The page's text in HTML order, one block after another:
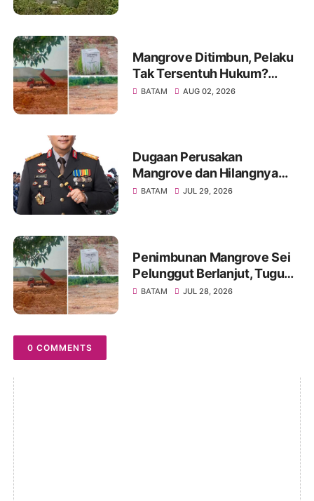
Mangrove Ditimbun, Pelaku
Tak Tersentuh Hukum?
Dugaan Tebang Pilih
BATAM AUG 02, 2026
Dugaan Perusakan
Mangrove dan Hilangnya
Tugu HL 24, KMPK Desak
BATAM JUL 29, 2026
Penimbunan Mangrove Sei
Pelunggut Berlanjut, Tugu
“Dilarang Mengganggu Milik
BATAM JUL 28, 2026
0 COMMENTS